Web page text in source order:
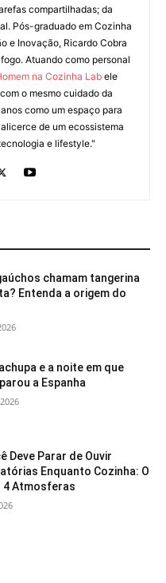
compartilhadas; da
Pós-graduado em Cozinha
e Inovação, Ricardo Cobra
Atuando como personal
na Cozinha Labele
o mesmo cuidado da
como um espaço para
de um ecossistema
e lifestyle."
chamam tangerina
Entenda a origem do
e a noite em que
a Espanha
Deve Parar de Ouvir
Enquanto Cozinha: O
4 Atmosferas